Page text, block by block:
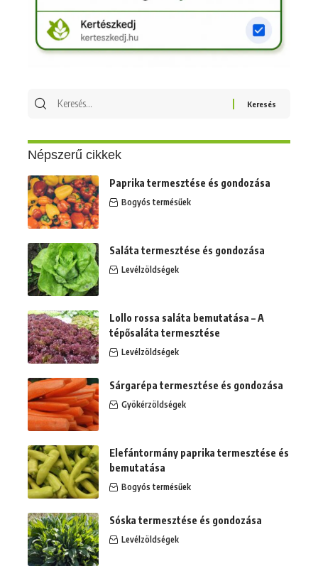
Keresés
Népszerű cikkek
Paprika termesztése és gondozása
Bogyós termésűek
Saláta termesztése és gondozása
Levélzöldségek
Lollo rossa saláta bemutatása – A
tépősaláta termesztése
Levélzöldségek
Sárgarépa termesztése és gondozása
Gyökérzöldségek
Elefántormány paprika termesztése és
bemutatása
Bogyós termésűek
Sóska termesztése és gondozása
Levélzöldségek